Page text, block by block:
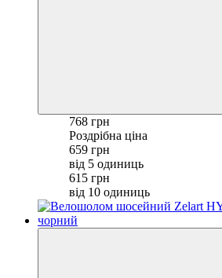
768 грн
Роздрібна ціна
659 грн
від 5 одиниць
615 грн
від 10 одиниць